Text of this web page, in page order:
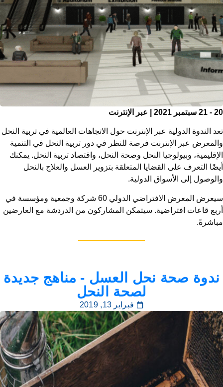
20 - 21 سبتمبر 2021 | عبر الإنترنت
تعد الندوة الدولية عبر الإنترنت حول الاتجاهات العالمية في تربية النحل
والمعرض عبر الإنترنت فرصة للنظر في دور تربية النحل في التنمية
الإقليمية، وبيولوجيا النحل وصحة النحل، واقتصاد تربية النحل. يمكنك
أيضًا التعرف على القضايا المتعلقة بتزوير العسل والعلاج بالنحل
والوصول إلى الأسواق الدولية.
سيعرض المعرض الافتراضي الدولي 60 شركة وجمعية ومؤسسة في
أربع قاعات افتراضية. سيتمكن المشاركون من الدردشة مع العارضين
مباشرةً.
ندوة صحة نحل العسل - مناهج جديدة
لصحة النحل
فبراير 13, 2019